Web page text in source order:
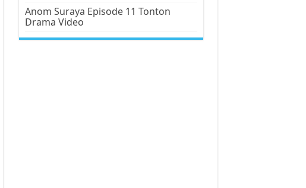
Anom Suraya Episode 11 Tonton
Drama Video